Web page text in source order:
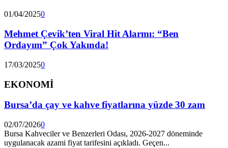
01/04/20250
Mehmet Çevik’ten Viral Hit Alarmı: “Ben
Ordayım” Çok Yakında!
17/03/20250
EKONOMİ
Bursa’da çay ve kahve fiyatlarına yüzde 30 zam
02/07/20260
Bursa Kahveciler ve Benzerleri Odası, 2026-2027 döneminde
uygulanacak azami fiyat tarifesini açıkladı. Geçen...